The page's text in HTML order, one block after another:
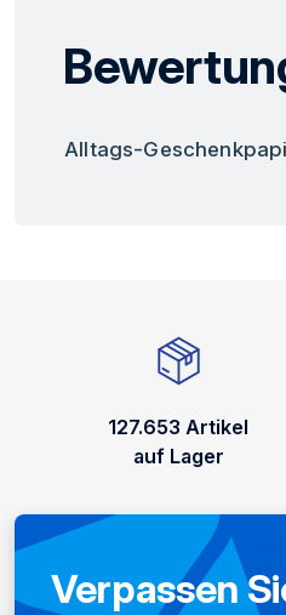
Alltags-
127.653 Artikel
auf Lager
Verpassen